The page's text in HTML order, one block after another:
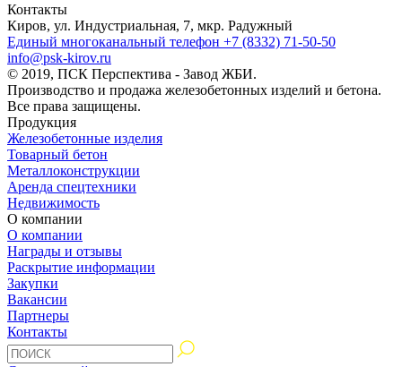
Контакты
Киров, ул. Индустриальная, 7, мкр. Радужный
Единый многоканальный телефон +7 (8332) 71-50-50
info@psk-kirov.ru
© 2019, ПСК Перспектива - Завод ЖБИ.
Производство и продажа железобетонных изделий и бетона.
Все права защищены.
Продукция
Железобетонные изделия
Товарный бетон
Металлоконструкции
Аренда спецтехники
Недвижимость
О компании
О компании
Награды и отзывы
Раскрытие информации
Закупки
Вакансии
Партнеры
Контакты